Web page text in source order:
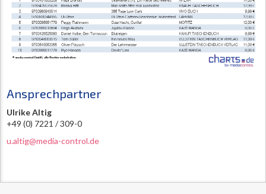
Ansprechpartner
Ulrike Altig
+49 (0) 7221 / 309-0
u.altig@media-control.de